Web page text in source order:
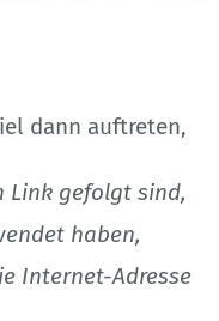
dann auftreten,
Link gefolgt sind,
haben,
Internet-Adresse